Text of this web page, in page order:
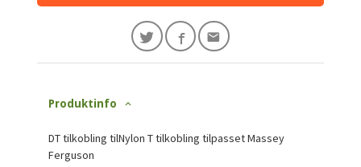
Produktinfo
DT tilkobling tilNylon T tilkobling tilpasset Massey
Ferguson